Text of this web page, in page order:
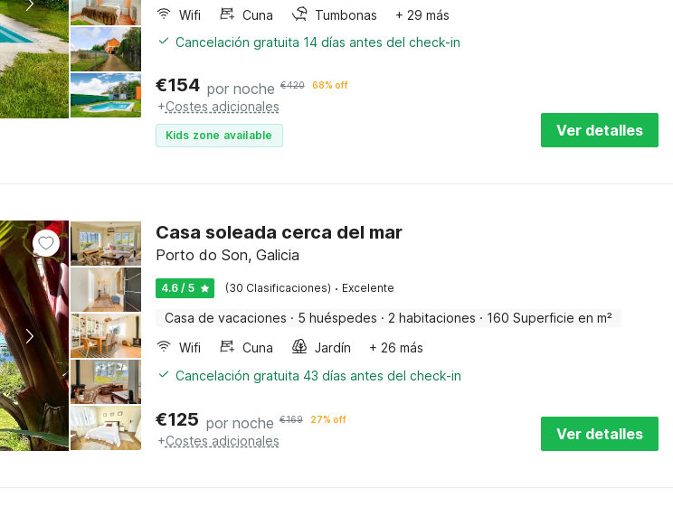
Wifi
Cuna Tumbonas
+ 29 más
Cancelación gratuita 14 días antes del check-in
€154 por noche €420 68% off
+Costes adicionales
Kids zone available Ver detalles
Casa soleada cerca del mar
Porto do Son, Galicia
4.6 / 5 (30 Clasificaciones) · Excelente
Casa de vacaciones · 5 huéspedes · 2 habitaciones · 160 Superficie en m²
Wifi
Cuna Jardín
+ 26 más
Cancelación gratuita 43 días antes del check-in
€125 por noche €169 27% off
+Costes adicionales Ver detalles